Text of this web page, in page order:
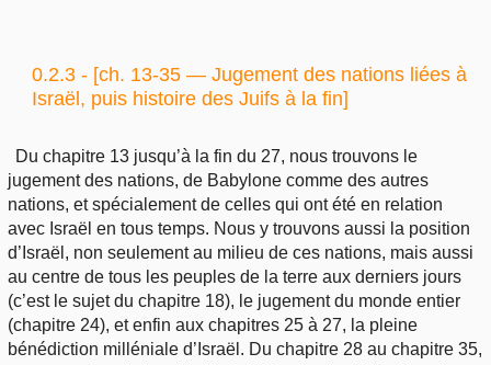
0.2.3 - [ch. 13-35 — Jugement des nations liées à
Israël, puis histoire des Juifs à la fin]
Du chapitre 13 jusqu’à la fin du 27, nous trouvons le
jugement des nations, de Babylone comme des autres
nations, et spécialement de celles qui ont été en relation
avec Israël en tous temps. Nous y trouvons aussi la position
d’Israël, non seulement au milieu de ces nations, mais aussi
au centre de tous les peuples de la terre aux derniers jours
(c’est le sujet du chapitre 18), le jugement du monde entier
(chapitre 24), et enfin aux chapitres 25 à 27, la pleine
bénédiction milléniale d’Israël. Du chapitre 28 au chapitre 35,